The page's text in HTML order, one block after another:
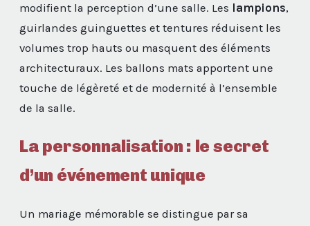
modifient la perception d’une salle. Les lampions,
guirlandes guinguettes et tentures réduisent les
volumes trop hauts ou masquent des éléments
architecturaux. Les ballons mats apportent une
touche de légèreté et de modernité à l’ensemble
de la salle.
La personnalisation : le secret
d’un événement unique
Un mariage mémorable se distingue par sa